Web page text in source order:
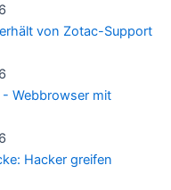
von Zotac-Support
Webbrowser mit
Hacker greifen